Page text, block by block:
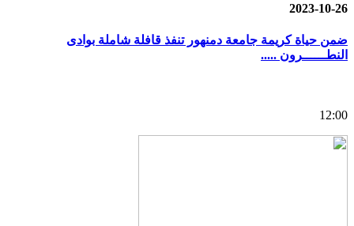
2023-10-26
ضمن حياة كريمة جامعة دمنهور تنفذ قافلة شاملة بوادى
النطــــــرون .....
12:00